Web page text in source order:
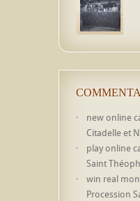
new online
Citadelle et
play online
Saint
win real
Procession